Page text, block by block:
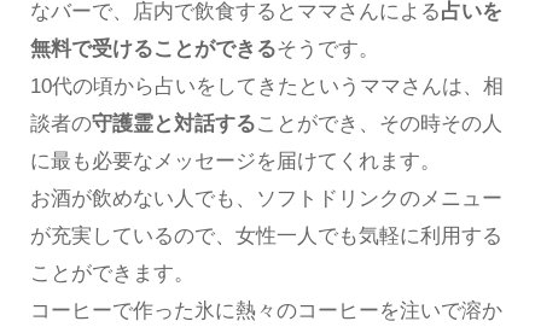
なバーで、店内で飲食するとママさんによる占いを
無料で受けることができるそうです。
10代の頃から占いをしてきたというママさんは、相
談者の守護霊と対話することができ、その時その人
に最も必要なメッセージを届けてくれます。
お酒が飲めない人でも、ソフトドリンクのメニュー
が充実しているので、女性一人でも気軽に利用する
ことができます。
コーヒーで作った氷に熱々のコーヒーを注いで溶か